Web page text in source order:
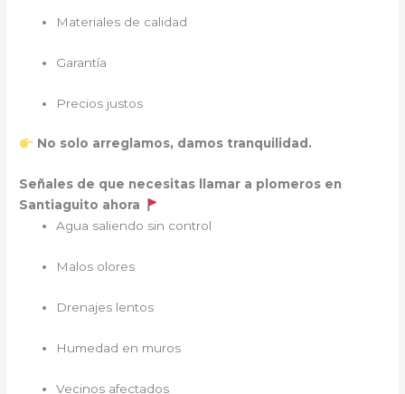
Materiales de calidad
Garantía
Precios justos
No solo arreglamos, damos tranquilidad.
Señales de que necesitas llamar a plomeros en
Santiaguito ahora
Agua saliendo sin control
Malos olores
Drenajes lentos
Humedad en muros
Vecinos afectados